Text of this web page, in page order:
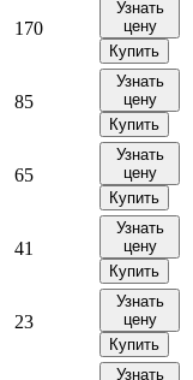
170
Узнать
цену
Купить
85
Узнать
цену
Купить
65
Узнать
цену
Купить
41
Узнать
цену
Купить
23
Узнать
цену
Купить
Узнать